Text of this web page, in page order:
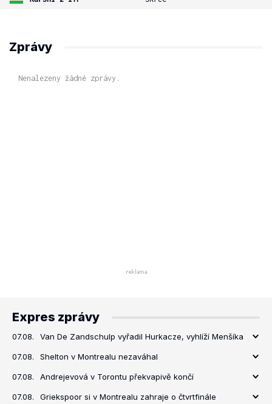
Zprávy
Nenalezeny žádné zprávy.
Expres zprávy
07.08. Van De Zandschulp vyřadil Hurkacze, vyhlíží Menšíka
07.08. Shelton v Montrealu nezaváhal
07.08. Andrejevová v Torontu překvapivě končí
07.08. Griekspoor si v Montrealu zahraje o čtvrtfinále